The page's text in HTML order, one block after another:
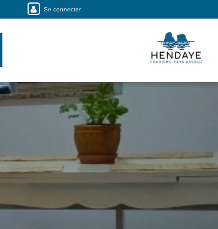
Se connecter